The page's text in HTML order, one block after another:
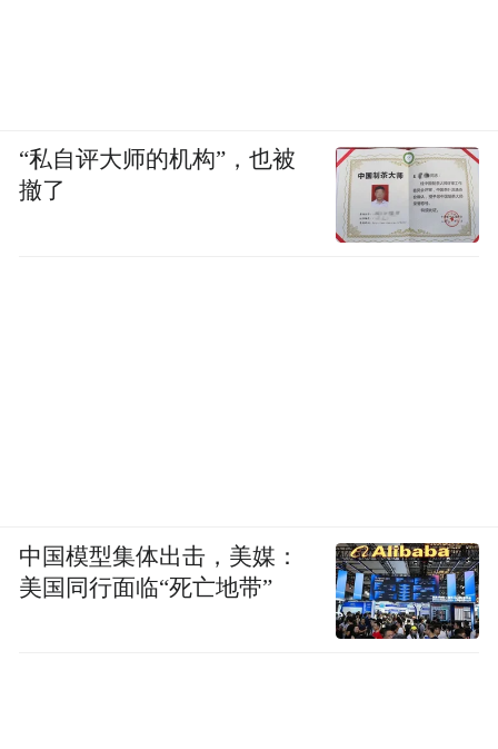
“私自评大师的机构”，也被
撤了
中国模型集体出击，美媒：
美国同行面临“死亡地带”